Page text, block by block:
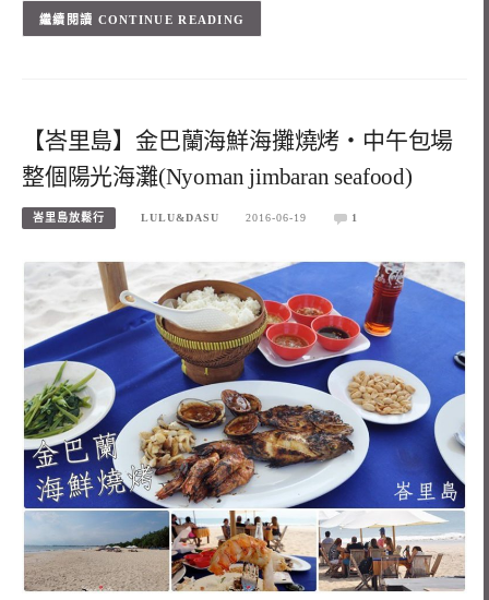
CONTINUE READING
【峇里島】金巴蘭海鮮海攤燒烤‧中午包場
整個陽光海灘(Nyoman jimbaran seafood)
峇里島放鬆行 LULU&DASU 2016-06-19 1